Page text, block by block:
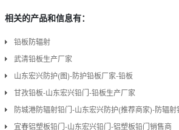
相关的产品和信息有：
铅板防辐射
武清铅板生产厂家
山东宏兴防护(图)-防护铅板厂家-铅板
甘孜铅板-山东宏兴铅门-铅板生产厂家
防城港防辐射铅门-山东宏兴防护(推荐商家)-防辐射
宜春铝塑板铅门-山东宏兴铅门-铝塑板铅门销售商